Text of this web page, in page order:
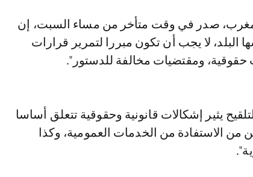
البلد، لا يجب أن تكون مبررا لتمرير قرارات
ومقتضيات مخالفة للدستور".
يثير إشكالات قانونية وحقوقية تتعلق أساسا
من الاستفادة من الخدمات العمومية، وكذا